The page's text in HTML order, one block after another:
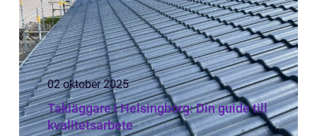
02 oktober 2025
Takläggare i Helsingborg: Din guide till
kvalitetsarbete